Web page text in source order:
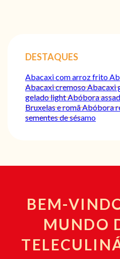
DESTAQUES
Abacaxi com arroz frito
Abacaxi cremosoAbacaxi
gelado lightAbóbora
Bruxelas e romãAbóbora
sementes de sésamo
BEM-
MUNDO